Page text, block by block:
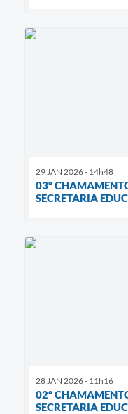
29 JAN 2026 - 14h48
03º
SECRETARIA
28 JAN 2026 - 11h16
02º
SECRETARIA